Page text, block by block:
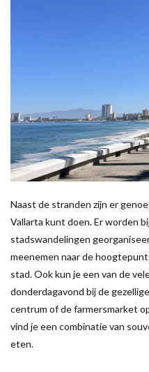
Naast de stranden zijn er
Vallarta kunt doen. Er worden
stadswandelingen
meenemen naar de
stad. Ook kun je een van de
donderdagavond bij de
centrum of de farmersmarket
vind je een combinatie van
eten.